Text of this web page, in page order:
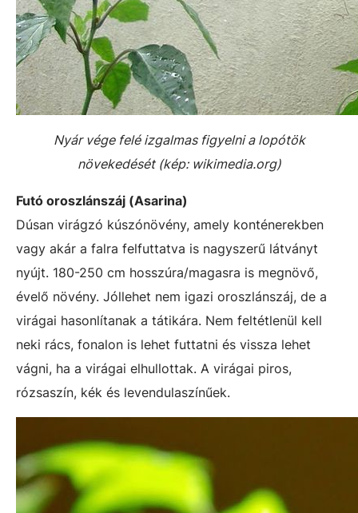
Nyár vége felé izgalmas figyelni a lopótök
növekedését (kép: wikimedia.org)
Futó oroszlánszáj (Asarina)
Dúsan virágzó kúszónövény, amely konténerekben
vagy akár a falra felfuttatva is nagyszerű látványt
nyújt. 180-250 cm hosszúra/magasra is megnövő,
évelő növény. Jóllehet nem igazi oroszlánszáj, de a
virágai hasonlítanak a tátikára. Nem feltétlenül kell
neki rács, fonalon is lehet futtatni és vissza lehet
vágni, ha a virágai elhullottak. A virágai piros,
rózsaszín, kék és levendulaszínűek.